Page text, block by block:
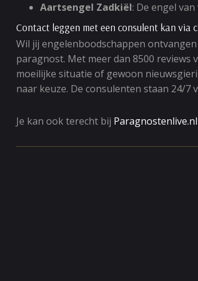
Aartsengel Zadkiël: De engel
Contact leggen met een consulent kan via
Wil jij engelenboodschappen
paragnost. Met meer dan 8500
moeilijke situatie of gewoon
naar keuze. De consulenten staan 24/7
Je kan ook terecht bij Paragnostenlive.nl